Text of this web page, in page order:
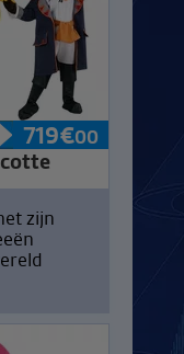
719€00
zijn